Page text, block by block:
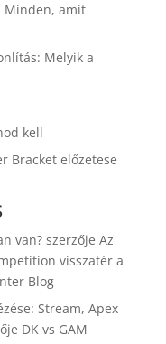
Minden, amit
Melyik a
kell
Bracket előzetese
van?szerzője Az
visszatér a
Blog
Stream, Apex
DK vs GAM